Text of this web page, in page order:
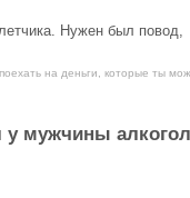
Нужен был повод,
на деньги, которые ты
у мужчины